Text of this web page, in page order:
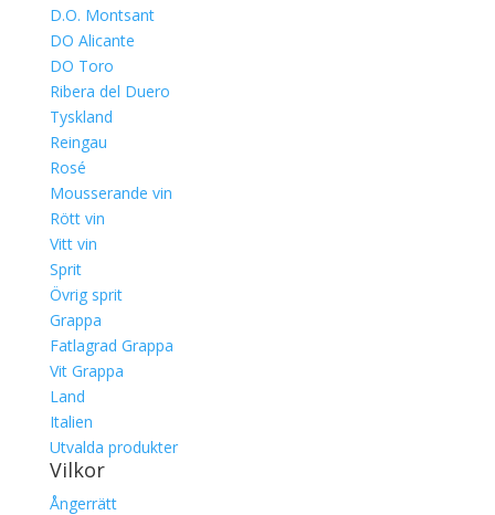
D.O. Montsant
DO Alicante
DO Toro
Ribera del Duero
Tyskland
Reingau
Rosé
Mousserande vin
Rött vin
Vitt vin
Sprit
Övrig sprit
Grappa
Fatlagrad Grappa
Vit Grappa
Land
Italien
Utvalda produkter
Vilkor
Ångerrätt